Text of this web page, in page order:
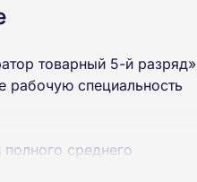
товарный 5-й разряд»
рабочую специальность
среднего